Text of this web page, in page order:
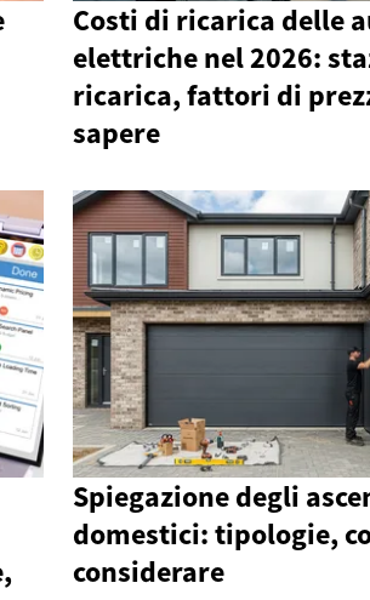
Costi di ricarica delle
elettriche nel 2026:
ricarica, fattori di
sapere
Spiegazione degli
domestici: tipologie,
considerare